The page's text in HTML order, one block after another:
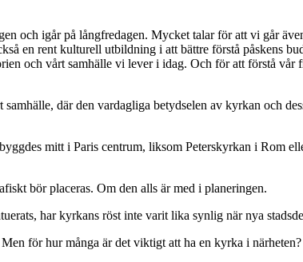
och igår på långfredagen. Mycket talar för att vi går
en rent kulturell utbildning i att bättre förstå påskens
och vårt samhälle vi lever i idag. Och för att förstå
där den vardagliga betydselen av kyrkan och
mitt i Paris centrum, liksom Peterskyrkan i Rom
bör placeras. Om den alls är med i planeringen.
har kyrkans röst inte varit lika synlig när nya
för hur många är det viktigt att ha en kyrka i